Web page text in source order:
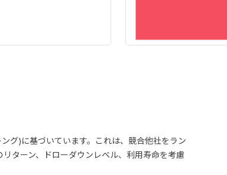
グ)に基づいています。これは、競合他社をラン
ターン、ドローダウンレベル、利用寿命を考慮